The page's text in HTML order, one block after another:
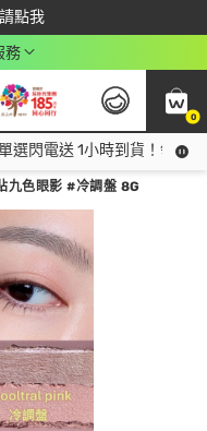
點我
$350
務
0
選閃電送 1小時到貨！領神
九色眼影 #冷調盤 8G